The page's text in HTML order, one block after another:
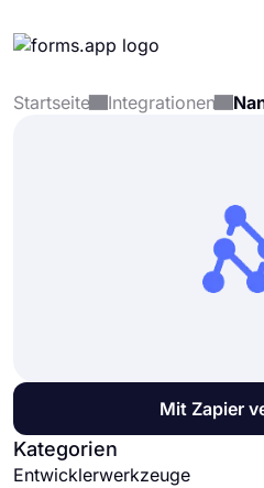
Produkte
Startseite Integrationen
Mit Zapier
Kategorien
Entwicklerwerkzeuge